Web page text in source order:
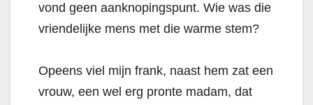
vond geen aanknopingspunt. Wie was die
vriendelijke mens met die warme stem?
Opeens viel mijn frank, naast hem zat een
vrouw, een wel erg pronte madam, dat